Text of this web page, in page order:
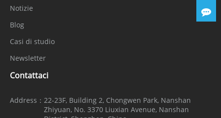
Notizie
Blog
Casi di studio
Newsletter
Contattaci
Address： 22-23F, Building 2, Chongwen Park, Nanshan
Zhiyuan, No. 3370 Liuxian Avenue, Nanshan